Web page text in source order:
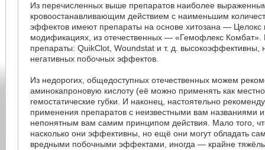
Из перечисленных выше препаратов наиболее
кровоостанавливающим действием с наименьшим
эффектов имеют препараты на основе хитозана — Целокс
модификациях, из отечественных — «Гемофлекс Комбат».
препараты: QuikClot, Woundstat и т. д. высокоэффективны,
негативных побочных эффектов.
Из недорогих, общедоступных отечественных можем
аминокапроновую кислоту (её можно применять как
гемостатические губки. И наконец, настоятельно
применения препаратов с неизвестными вам названиями
непонятным вам самим принципом действия. Мало того,
насколько они эффективны, но ещё они могут обладать
вредными побочными эффектами, иногда — крайне